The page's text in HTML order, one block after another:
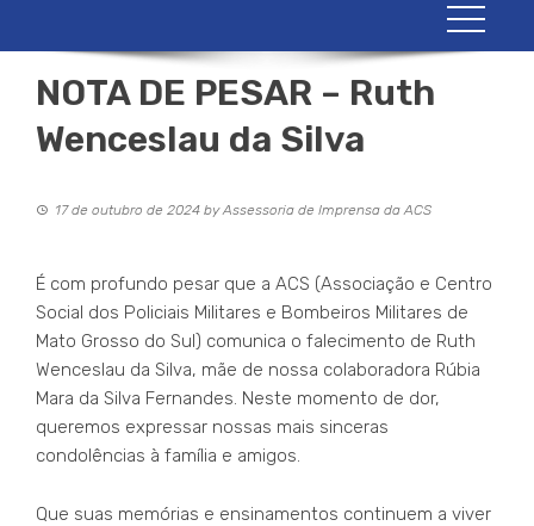
NOTA DE PESAR – Ruth
Wenceslau da Silva
17 de outubro de 2024 byAssessoria de Imprensa da ACS
É com profundo pesar que a ACS (Associação e Centro
Social dos Policiais Militares e Bombeiros Militares de
Mato Grosso do Sul) comunica o falecimento de Ruth
Wenceslau da Silva, mãe de nossa colaboradora Rúbia
Mara da Silva Fernandes. Neste momento de dor,
queremos expressar nossas mais sinceras
condolências à família e amigos.
Que suas memórias e ensinamentos continuem a viver